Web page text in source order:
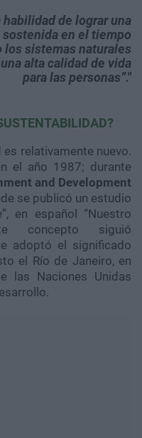
de lograr una
en el tiempo
sistemas naturales
alta calidad de vida
para las personas”.
relativamente nuevo.
el año 1987; durante
and Development
se publicó un estudio
en español “Nuestro
concepto siguió
adoptó el significado
el Río de Janeiro, en
las Naciones Unidas